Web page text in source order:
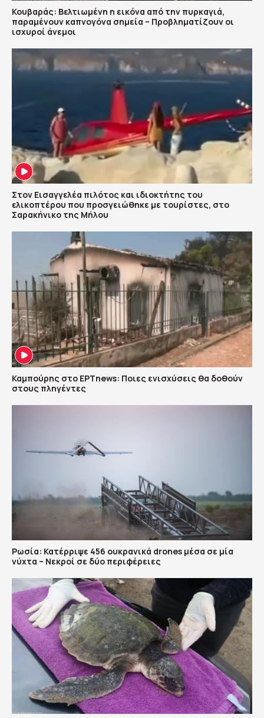
Κουβαράς: Βελτιωμένη η εικόνα από την πυρκαγιά,
παραμένουν καπνογόνα σημεία – Προβληματίζουν οι
ισχυροί άνεμοι
Στον Εισαγγελέα πιλότος και ιδιοκτήτης του
ελικοπτέρου που προσγειώθηκε με τουρίστες, στο
Σαρακήνικο της Μήλου
Καμπούρης στο ΕΡΤnews: Ποιες ενισχύσεις θα δοθούν
στους πληγέντες
Ρωσία: Κατέρριψε 456 ουκρανικά drones μέσα σε μία
νύχτα – Νεκροί σε δύο περιφέρειες